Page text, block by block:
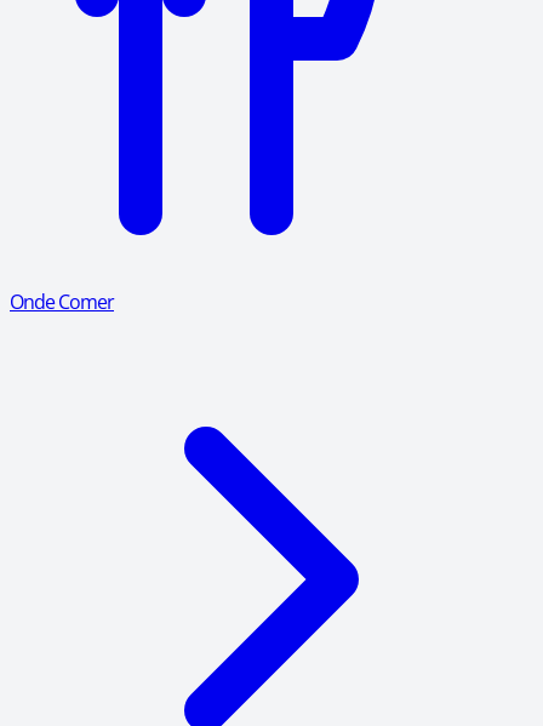
Onde Comer